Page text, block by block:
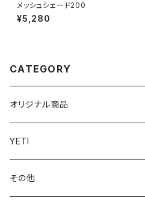
メッシュシェード200
¥5,280
CATEGORY
オリジナル商品
YETI
その他